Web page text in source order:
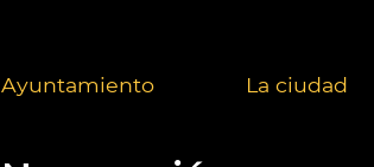
Ayuntamiento La ciudad